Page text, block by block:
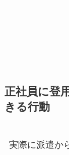
正社員に登
きる行動
実際に派遣か